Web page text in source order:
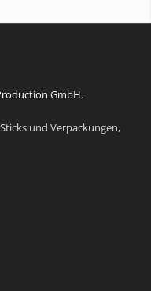
GmbH.
und Verpackungen,